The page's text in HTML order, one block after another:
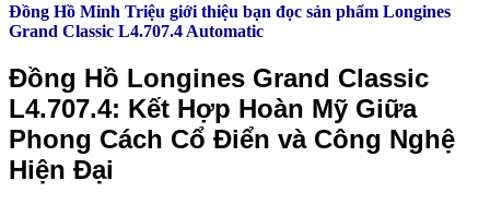
Đồng Hồ Minh Triệu giới thiệu bạn đọc sản phẩm Longines
Grand Classic L4.707.4 Automatic
Đồng Hồ Longines Grand Classic
L4.707.4: Kết Hợp Hoàn Mỹ Giữa
Phong Cách Cổ Điển và Công Nghệ
Hiện Đại